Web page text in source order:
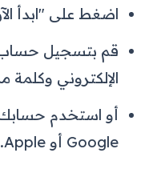
اضغط على "ابدأ
قم بتسجيل حساب
الإلكتروني وكلمة
أو استخدم
Google أو Apple.